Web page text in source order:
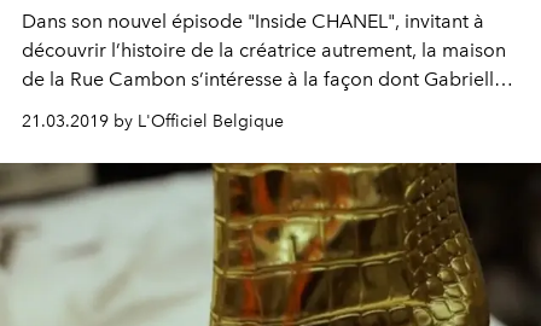
Dans son nouvel épisode "Inside CHANEL", invitant à
découvrir l’histoire de la créatrice autrement, la maison
de la Rue Cambon s’intéresse à la façon dont Gabrielle
Chanel a imposé son style en Amérique.
21.03.2019 by L'Officiel Belgique